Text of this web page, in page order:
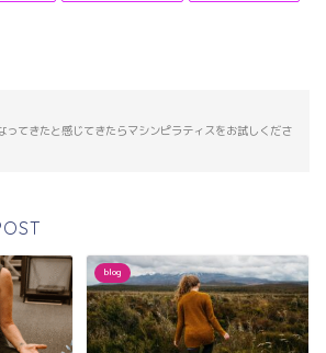
ってきたと感じてきたらマシンピラティスをお試しくださ
blog